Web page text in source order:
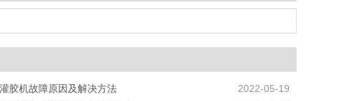
灌胶机故障原因及解决方法
2022-05-19